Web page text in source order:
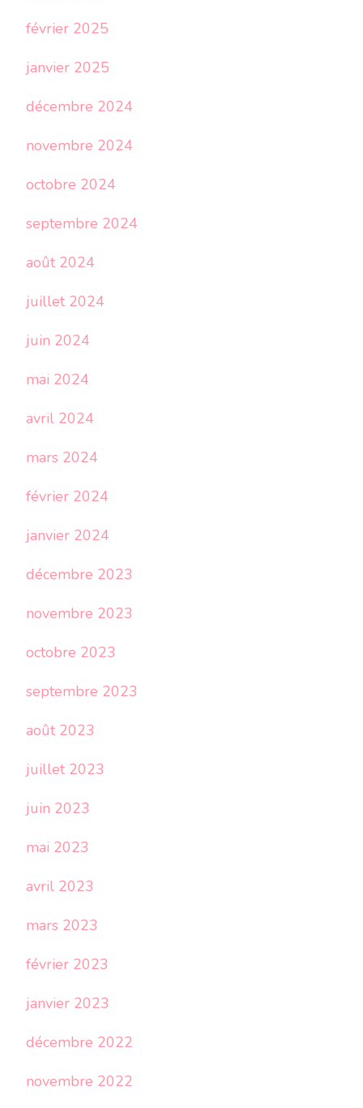
février 2025
janvier 2025
décembre 2024
novembre 2024
octobre 2024
septembre 2024
août 2024
juillet 2024
juin 2024
mai 2024
avril 2024
mars 2024
février 2024
janvier 2024
décembre 2023
novembre 2023
octobre 2023
septembre 2023
août 2023
juillet 2023
juin 2023
mai 2023
avril 2023
mars 2023
février 2023
janvier 2023
décembre 2022
novembre 2022